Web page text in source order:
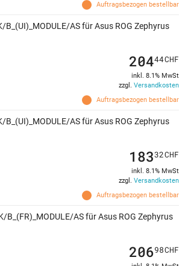
Auftragsbezogen bestellbar
B_(UI)_MODULE/AS für Asus ROG Zephyrus
Auftragsbezogen bestellbar
20444CHF
inkl. 8.1% MwSt
zzgl. Versandkosten
B_(UI)_MODULE/AS für Asus ROG Zephyrus
Auftragsbezogen bestellbar
18332CHF
inkl. 8.1% MwSt
zzgl. Versandkosten
B_(FR)_MODULE/AS für Asus ROG Zephyrus
20698CHF